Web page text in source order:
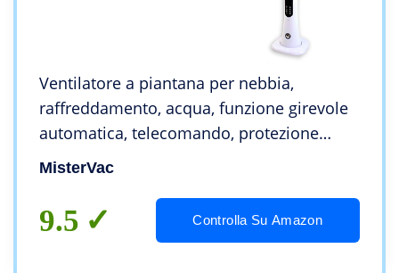
Ventilatore a piantana per nebbia,
raffreddamento, acqua, funzione girevole
automatica, telecomando, protezione
antizanzare, con 2 compresse
MisterVac
9.5 Controlla Su Amazon